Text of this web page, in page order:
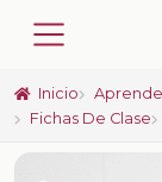
Inicio Aprende
Fichas De Clase